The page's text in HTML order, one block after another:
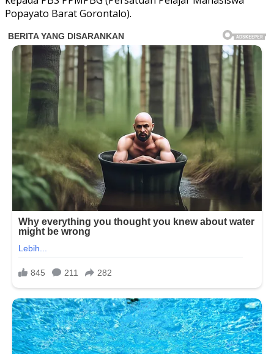
Popayato Barat Gorontalo).